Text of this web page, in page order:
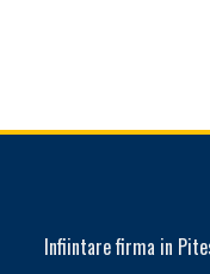
Infiintare firma in